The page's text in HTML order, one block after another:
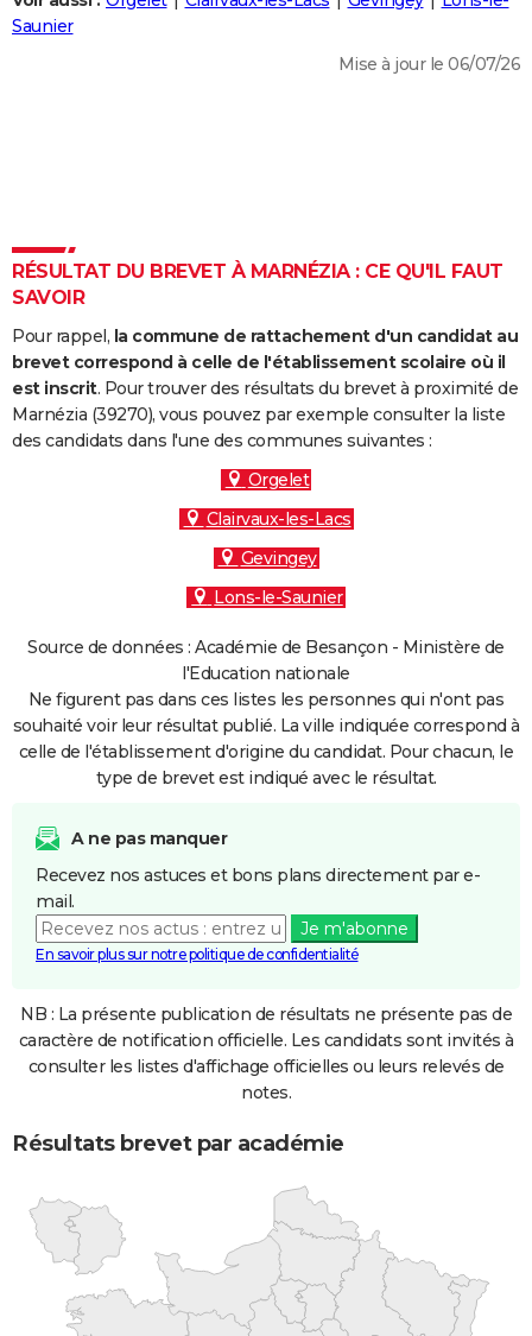
Destinations
City break
Voyage nature
Voyage de noces
Forum
Climat
+
PHOTO
Dictionnaire
Biographies
Citations
Expressions
Proverbes
PROGRAMME TV
S'inscrire
Se connecter
Lycées
Collèges
Primaires
Universités
Entreprises
Service militaire
Avis de recherche
AVIS DE DÉCÈS
FORUM
Saunier
Mise à jour le 06/07/26
RÉSULTAT DU BREVET À MARNÉZIA : CE QU'IL FAUT
SAVOIR
Pour rappel, la commune de rattachement d'un candidat au
brevet correspond à celle de l'établissement scolaire où il
est inscrit. Pour trouver des résultats du brevet à proximité de
Marnézia (39270), vous pouvez par exemple consulter la liste
des candidats dans l'une des communes suivantes :
Orgelet
Clairvaux-les-Lacs
Gevingey
Lons-le-Saunier
Source de données : Académie de Besançon - Ministère de
l'Education nationale
Ne figurent pas dans ces listes les personnes qui n'ont pas
souhaité voir leur résultat publié. La ville indiquée correspond à
celle de l'établissement d'origine du candidat. Pour chacun, le
type de brevet est indiqué avec le résultat.
A ne pas manquer
Recevez nos astuces et bons plans directement par e-
mail.
Je m'abonne
En savoir plus sur notre politique de confidentialité
NB : La présente publication de résultats ne présente pas de
caractère de notification officielle. Les candidats sont invités à
consulter les listes d'affichage officielles ou leurs relevés de
notes.
Résultats brevet par académie